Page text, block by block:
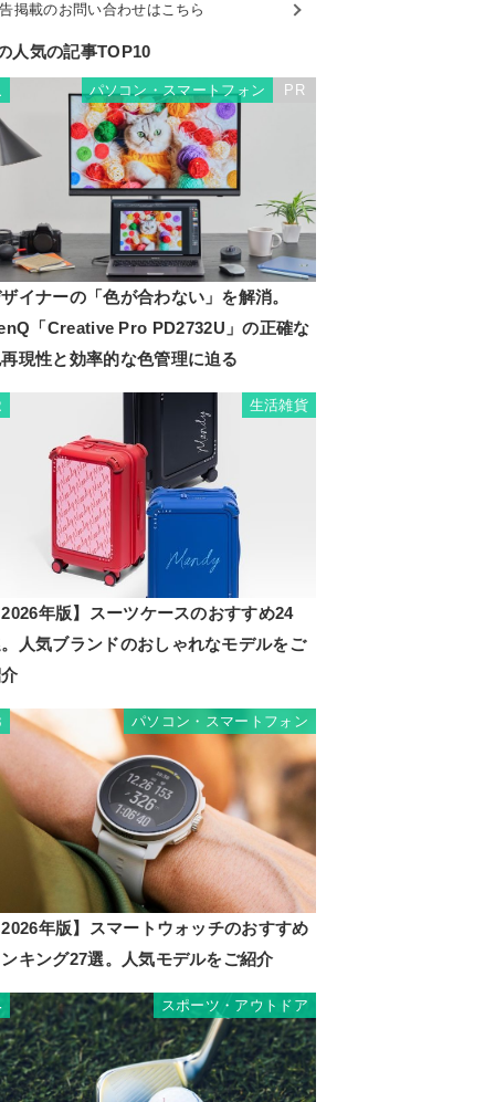
掲載のお問い合わせはこちら
人気の記事TOP10
パソコン・スマートフォン PR
イナーの「色が合わない」を解消。
「Creative Pro PD2732U」の正確な
現性と効率的な色管理に迫る
生活雑貨
年版】スーツケースのおすすめ24
人気ブランドのおしゃれなモデルをご
パソコン・スマートフォン
年版】スマートウォッチのおすすめ
キング27選。人気モデルをご紹介
スポーツ・アウトドア